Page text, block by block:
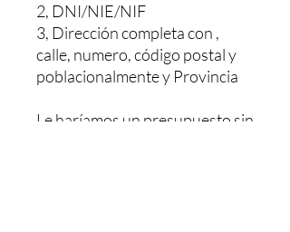
2, DNI/NIE/NIF
3, Dirección completa con ,
calle, numero, código postal y
poblacionalmente y Provincia
Le haríamos un presupuesto sin